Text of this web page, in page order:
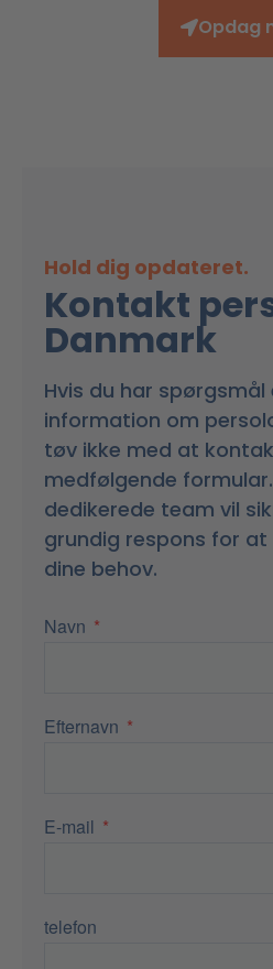
Opdag
Hold dig opdateret.
Kontakt
Danmark
Hvis du har spørgsmål
information om
tøv ikke med at
medfølgende
dedikerede team vil
grundig respons for
dine behov.
Navn
Efternavn
E-mail
telefon